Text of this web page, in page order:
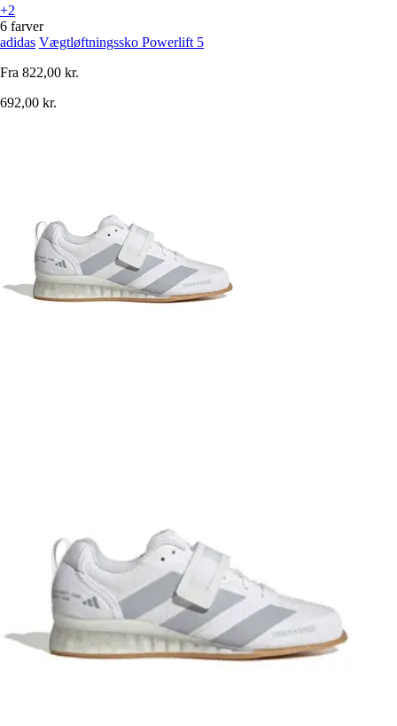
+2
6 farver
adidas Vægtløftningssko Powerlift 5
Fra 822,00 kr.
692,00 kr.